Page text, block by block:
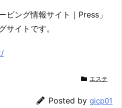
ビング情報サイト｜Press」
サイトです。
エステ
Posted by gicp01